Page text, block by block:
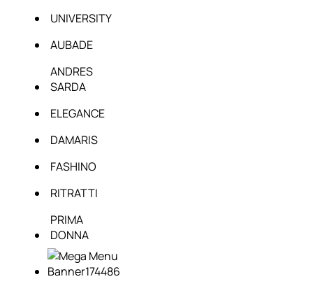
UNIVERSITY
AUBADE
ANDRES
SARDA
ELEGANCE
DAMARIS
FASHINO
RITRATTI
PRIMA
DONNA